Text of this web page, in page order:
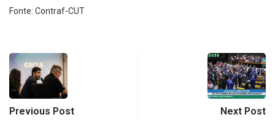
Fonte: Contraf-CUT
Previous Post Next Post